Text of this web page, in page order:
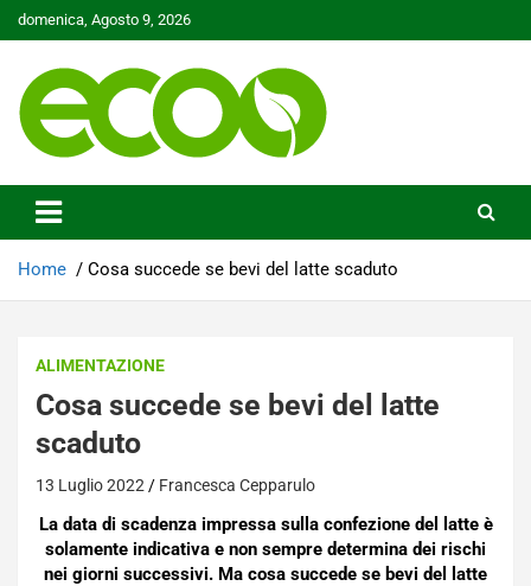
Skip
to
domenica, Agosto 9, 2026
Ecoo.it
Home Cosa succede se bevi del latte scaduto
ALIMENTAZIONE
Cosa succede se bevi del latte
scaduto
13 Luglio 2022 Francesca Cepparulo
La data di scadenza impressa sulla confezione del latte è
solamente indicativa e non sempre determina dei rischi
nei giorni successivi. Ma cosa succede se bevi del latte